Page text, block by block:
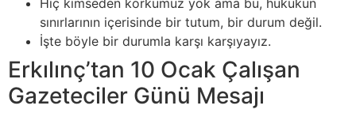
sınırlarının içerisinde bir tutum, bir durum değil.
İşte böyle bir durumla karşı karşıyayız.
Erkılınç’tan 10 Ocak Çalışan
Gazeteciler Günü Mesajı